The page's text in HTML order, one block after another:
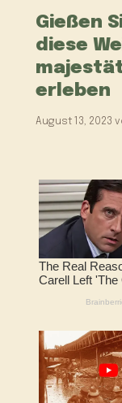
Gießen
diese
erleben
August 13, 2023